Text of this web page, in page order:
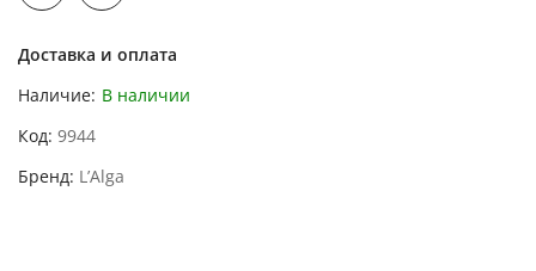
Доставка и оплата
Наличие: В наличии
Код 9944
Бренд L’Alga